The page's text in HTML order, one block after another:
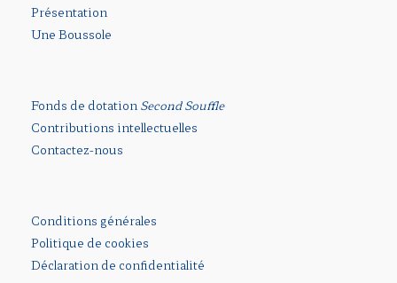
Présentation
Une Boussole
Fonds de dotationSecond Souffle
Contributions intellectuelles
Contactez-nous
Conditions générales
Politique de cookies
Déclaration de confidentialité